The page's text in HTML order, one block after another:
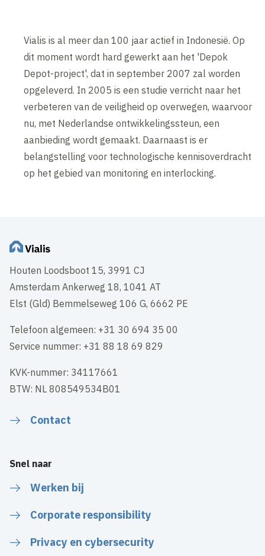
Vialis is al meer dan 100 jaar actief in Indonesië. Op
dit moment wordt hard gewerkt aan het 'Depok
Depot-project', dat in september 2007 zal worden
opgeleverd. In 2005 is een studie verricht naar het
verbeteren van de veiligheid op overwegen, waarvoor
nu, met Nederlandse ontwikkelingssteun, een
aanbieding wordt gemaakt. Daarnaast is er
belangstelling voor technologische kennisoverdracht
op het gebied van monitoring en interlocking.
Houten Loodsboot 15, 3991 CJ
Amsterdam Ankerweg 18, 1041 AT
Elst (Gld) Bemmelseweg 106 G, 6662 PE
Telefoon algemeen: +31 30 694 35 00
Service nummer: +31 88 18 69 829
KVK-nummer: 34117661
BTW: NL 808549534B01
Contact
Snel naar
Werken bij
Corporate responsibility
Privacy en cybersecurity